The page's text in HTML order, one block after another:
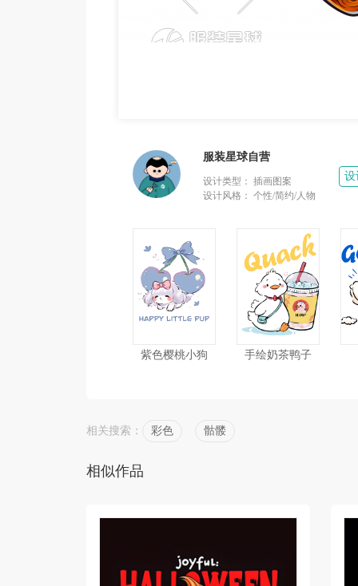
服装星球自营
设计类型： 插画图案
设计风格： 个性/简约/人物
设
紫色樱桃小狗 手绘奶茶鸭子
相关搜索： 彩色 骷髅
相似作品